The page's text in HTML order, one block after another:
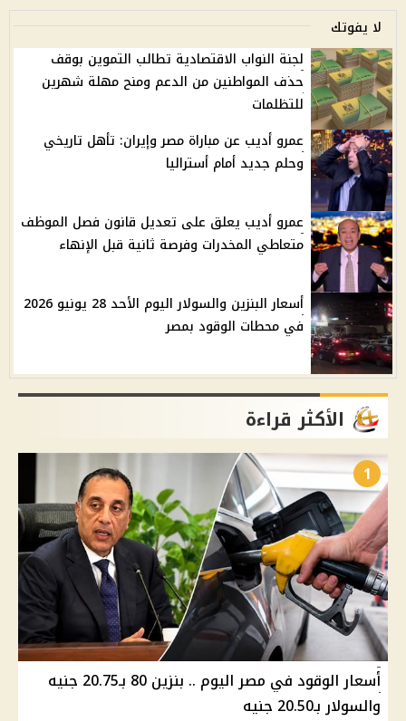
لا يفوتك
لجنة النواب الاقتصادية تطالب التموين بوقف
حذف المواطنين من الدعم ومنح مهلة شهرين
للتظلمات
عمرو أديب عن مباراة مصر وإيران: تأهل تاريخي
وحلم جديد أمام أستراليا
عمرو أديب يعلق على تعديل قانون فصل الموظف
متعاطي المخدرات وفرصة ثانية قبل الإنهاء
أسعار البنزين والسولار اليوم الأحد 28 يونيو 2026
في محطات الوقود بمصر
الأكثر قراءة
1
أسعار الوقود في مصر اليوم .. بنزين 80 بـ20.75 جنيه
والسولار بـ20.50 جنيه